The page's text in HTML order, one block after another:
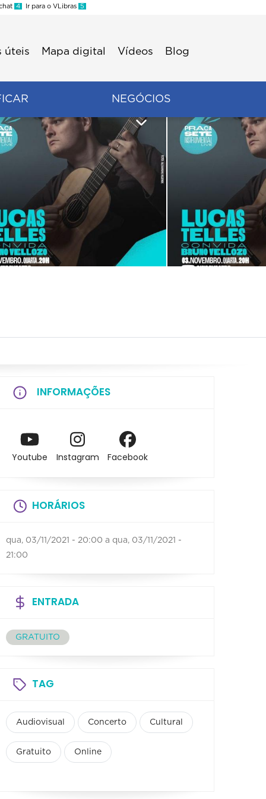
4 Ir para o VLibras 5
úteis Mapa digital Vídeos Blog
NEGÓCIOS
INFORMAÇÕES
Youtube Instagram Facebook
HORÁRIOS
qua, 03/11/2021 - 20:00 a qua, 03/11/2021 -
21:00
ENTRADA
GRATUITO
TAG
Audiovisual Concerto Cultural
Gratuito Online